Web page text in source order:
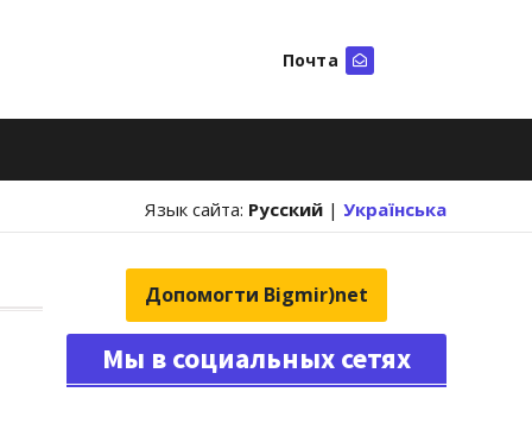
Почта
Язык сайта: Русский | Українська
Допомогти Bigmir)net
Мы в социальных сетях